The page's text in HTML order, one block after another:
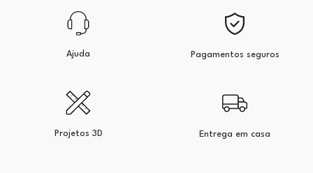
Ajuda Pagamentos seguros
Projetos 3D Entrega em casa